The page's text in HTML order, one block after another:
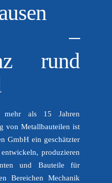
–
rund
als 15 Jahren
von Metallbauteilen ist
GmbH ein geschätzter
produzieren
und Bauteile für
Bereichen Mechanik